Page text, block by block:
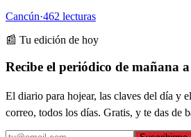
Cancún·462 lecturas
📰 Tu edición de hoy
Recibe el periódico de mañana
El diario para hojear, las claves del día y
correo, todos los días. Gratis, y te das de